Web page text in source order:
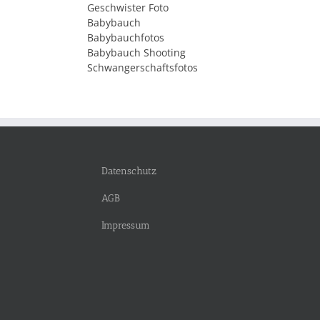
Geschwister Foto
Babybauch
Babybauchfotos
Babybauch Shooting
Schwangerschaftsfotos
Datenschutz
AGB
Impressum